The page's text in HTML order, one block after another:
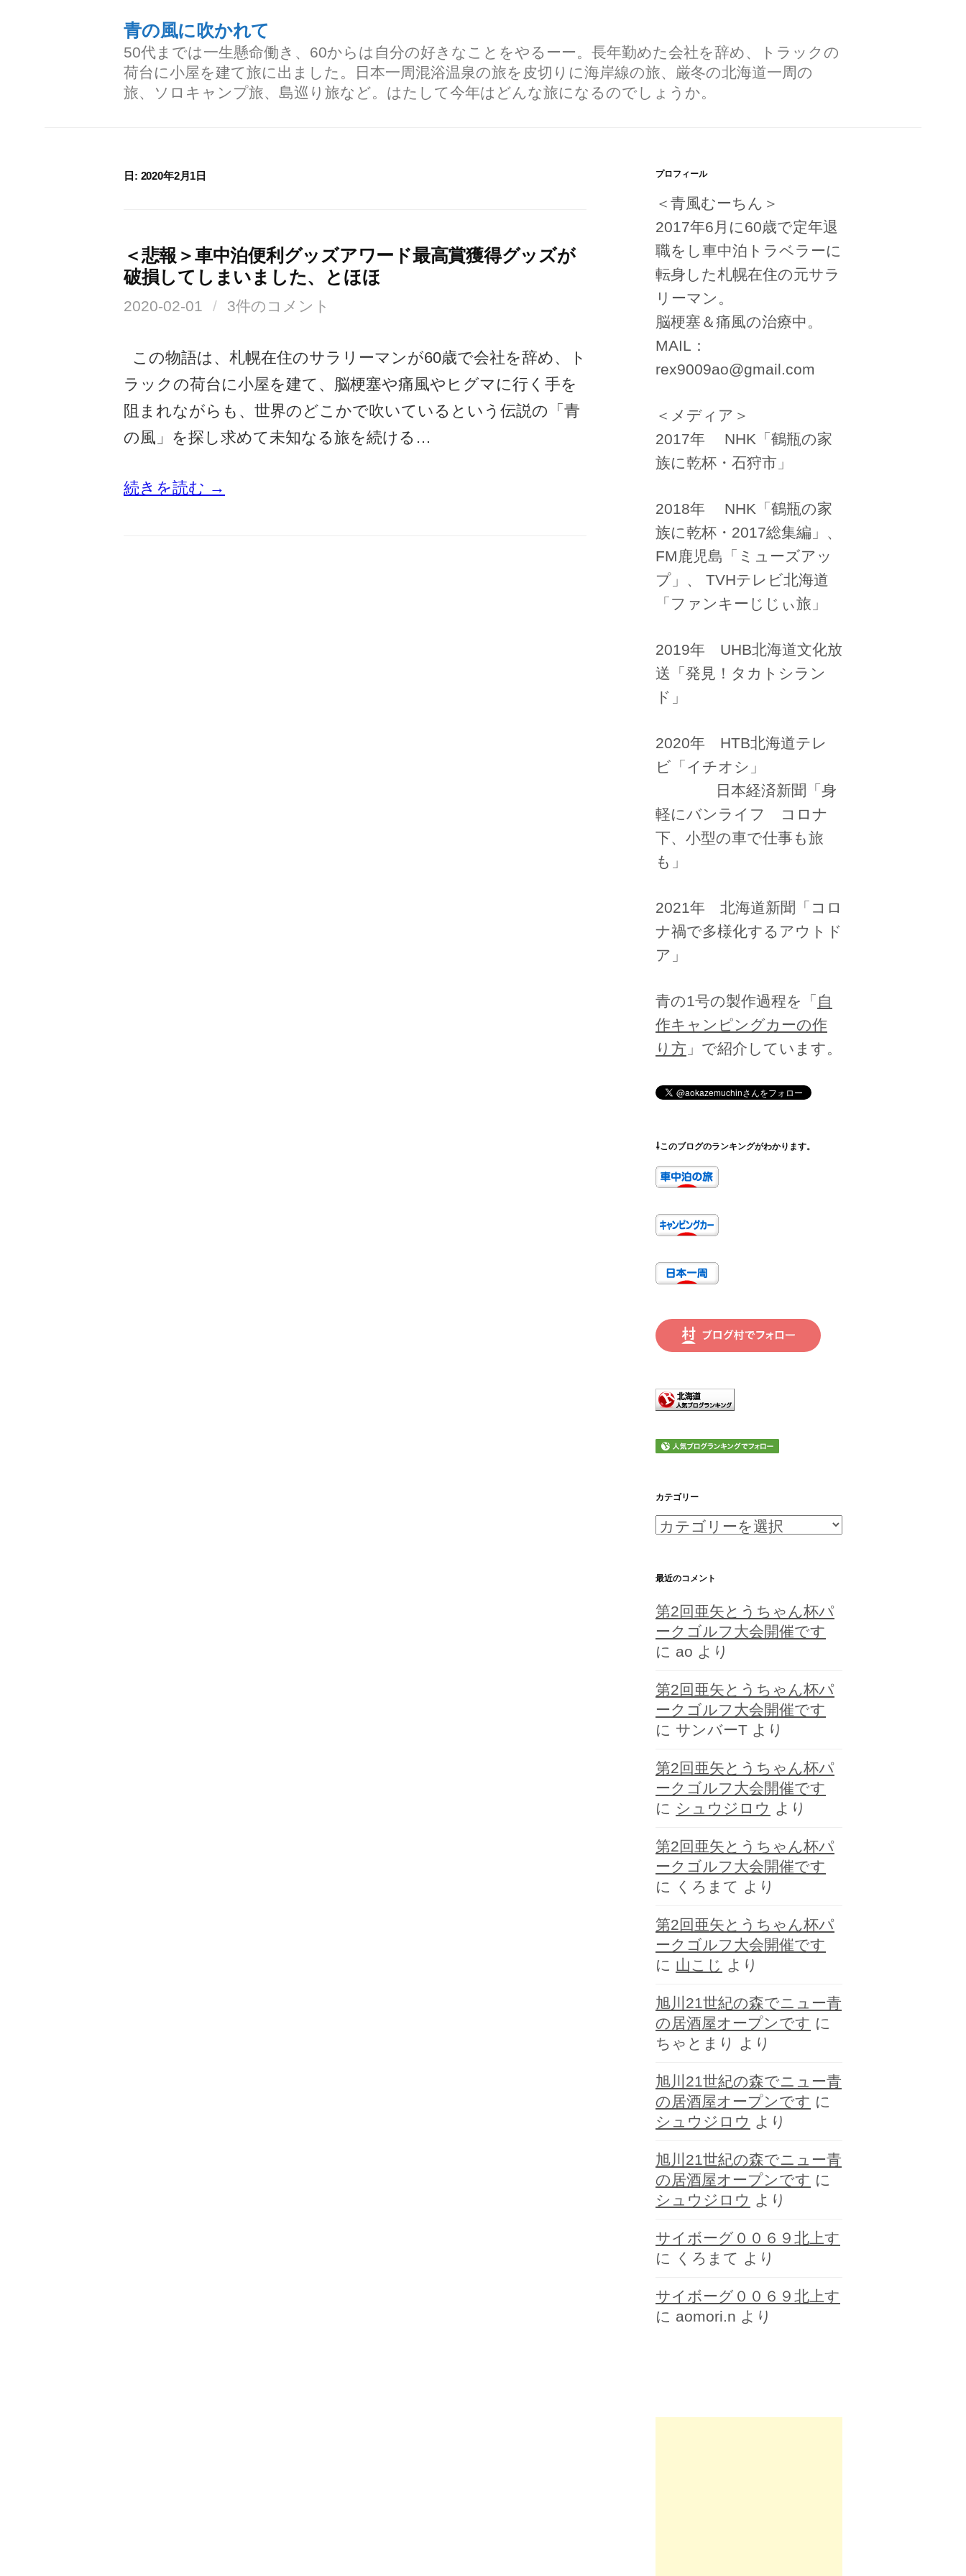
青の風に吹かれて
50代までは一生懸命働き、60からは自分の好きなことをやるーー。長年勤めた会社を辞め、トラックの
荷台に小屋を建て旅に出ました。日本一周混浴温泉の旅を皮切りに海岸線の旅、厳冬の北海道一周の
旅、ソロキャンプ旅、島巡り旅など。はたして今年はどんな旅になるのでしょうか。
日: 2020年2月1日
＜悲報＞車中泊便利グッズアワード最高賞獲得グッズが
破損してしまいました、とほほ
2020-02-01 / 3件のコメント
この物語は、札幌在住のサラリーマンが60歳で会社を辞め、ト
ラックの荷台に小屋を建て、脳梗塞や痛風やヒグマに行く手を
阻まれながらも、世界のどこかで吹いているという伝説の「青
の風」を探し求めて未知なる旅を続ける…
続きを読む →
プロフィール
＜青風むーちん＞
2017年6月に60歳で定年退
職をし車中泊トラベラーに
転身した札幌在住の元サラ
リーマン。
脳梗塞＆痛風の治療中。
MAIL：
rex9009ao@gmail.com
＜メディア＞
2017年 NHK「鶴瓶の家
族に乾杯・石狩市」
2018年 NHK「鶴瓶の家
族に乾杯・2017総集編」、
FM鹿児島「ミューズアッ
プ」、 TVHテレビ北海道
「ファンキーじじぃ旅」
2019年 UHB北海道文化放
送「発見！タカトシラン
ド」
2020年 HTB北海道テレ
ビ「イチオシ」
日本経済新聞「身
軽にバンライフ コロナ
下、小型の車で仕事も旅
も」
2021年 北海道新聞「コロ
ナ禍で多様化するアウトド
ア」
青の1号の製作過程を「 自
作キャンピングカーの作
り方 」で紹介しています。
⇩このブログのランキングがわかります。
カテゴリー
カ
ゴ
ー
最近のコメント
第2回亜矢とうちゃん杯パ
ークゴルフ大会開催です
に ao より
第2回亜矢とうちゃん杯パ
ークゴルフ大会開催です
に サンバーT より
第2回亜矢とうちゃん杯パ
ークゴルフ大会開催です
に シュウジロウ より
第2回亜矢とうちゃん杯パ
ークゴルフ大会開催です
に
くろまて より
第2回亜矢とうちゃん杯パ
ークゴルフ大会開催です
に 山こじ より
旭川21世紀の森でニュー青
の居酒屋オープンです に
ちゃとまり
より
旭川21世紀の森でニュー青
の居酒屋オープンです に
シュウジロウ より
旭川21世紀の森でニュー青
の居酒屋オープンです に
シュウジロウ より
サイボーグ００６９北上す
に
くろまて より
サイボーグ００６９北上す
に aomori.n より